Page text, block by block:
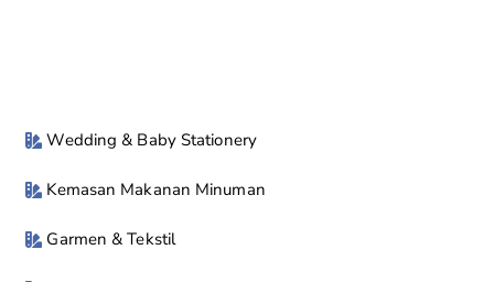
Wedding & Baby Stationery
Kemasan Makanan Minuman
Garmen & Tekstil